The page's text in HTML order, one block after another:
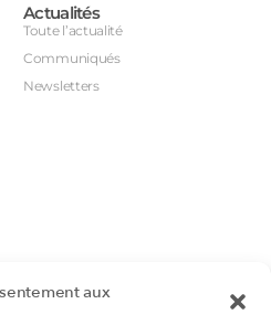
aux
Actualités
Toute l’actualité
Communiqués
Newsletters